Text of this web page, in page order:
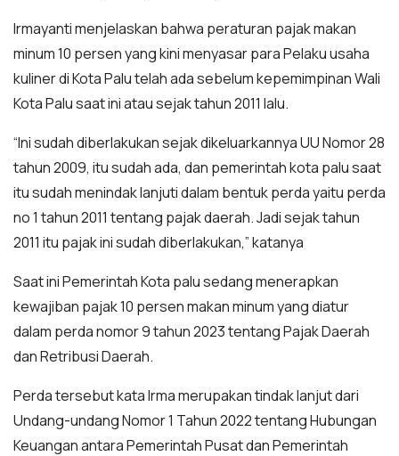
Irmayanti menjelaskan bahwa peraturan pajak makan
minum 10 persen yang kini menyasar para Pelaku usaha
kuliner di Kota Palu telah ada sebelum kepemimpinan Wali
Kota Palu saat ini atau sejak tahun 2011 lalu.
“Ini sudah diberlakukan sejak dikeluarkannya UU Nomor 28
tahun 2009, itu sudah ada, dan pemerintah kota palu saat
itu sudah menindak lanjuti dalam bentuk perda yaitu perda
no 1 tahun 2011 tentang pajak daerah. Jadi sejak tahun
2011 itu pajak ini sudah diberlakukan,” katanya
Saat ini Pemerintah Kota palu sedang menerapkan
kewajiban pajak 10 persen makan minum yang diatur
dalam perda nomor 9 tahun 2023 tentang Pajak Daerah
dan Retribusi Daerah.
Perda tersebut kata Irma merupakan tindak lanjut dari
Undang-undang Nomor 1 Tahun 2022 tentang Hubungan
Keuangan antara Pemerintah Pusat dan Pemerintah